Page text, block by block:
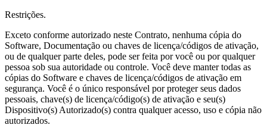
Restrições.
Exceto conforme autorizado neste Contrato, nenhuma cópia do
Software, Documentação ou chaves de licença/códigos de ativação,
ou de qualquer parte deles, pode ser feita por você ou por qualquer
pessoa sob sua autoridade ou controle. Você deve manter todas as
cópias do Software e chaves de licença/códigos de ativação em
segurança. Você é o único responsável por proteger seus dados
pessoais, chave(s) de licença/código(s) de ativação e seu(s)
Dispositivo(s) Autorizado(s) contra qualquer acesso, uso e cópia não
autorizados.